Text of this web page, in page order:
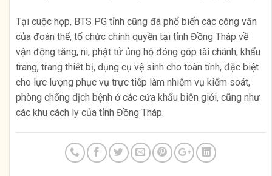
Tại cuộc họp, BTS PG tỉnh cũng đã phổ biến các công văn
của đoàn thể, tổ chức chính quyền tại tỉnh Đồng Tháp về
vận động tăng, ni, phật tử ủng hộ đóng góp tài chánh, khẩu
trang, trang thiết bị, dụng cụ vệ sinh cho toàn tỉnh, đặc biệt
cho lực lượng phục vụ trực tiếp làm nhiệm vụ kiểm soát,
phòng chống dịch bệnh ở các cửa khẩu biên giới, cũng như
các khu cách ly của tỉnh Đồng Tháp.